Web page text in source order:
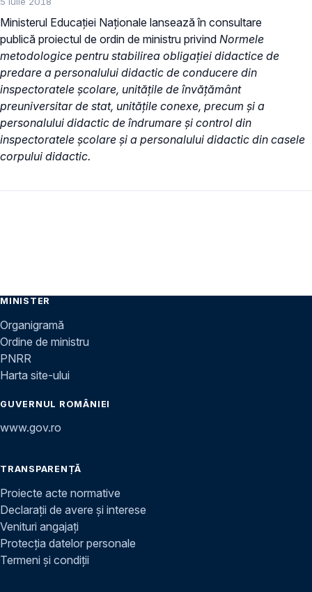
Ministerul Educaţiei Naţionale lansează în consultare
publică proiectul de ordin de ministru privind Normele
metodologice pentru stabilirea obligaţiei didactice de
predare a personalului didactic de conducere din
inspectoratele şcolare, unităţile de învăţământ
preuniversitar de stat, unităţile conexe, precum şi a
personalului didactic de îndrumare şi control din
inspectoratele şcolare şi a personalului didactic din casele
corpului didactic.
MINISTER
Organigramă
Ordine de ministru
PNRR
Harta site-ului
GUVERNUL ROMÂNIEI
www.gov.ro
TRANSPARENȚĂ
Proiecte acte normative
Declarații de avere și interese
Venituri angajați
Protecția datelor personale
Termeni și condiții